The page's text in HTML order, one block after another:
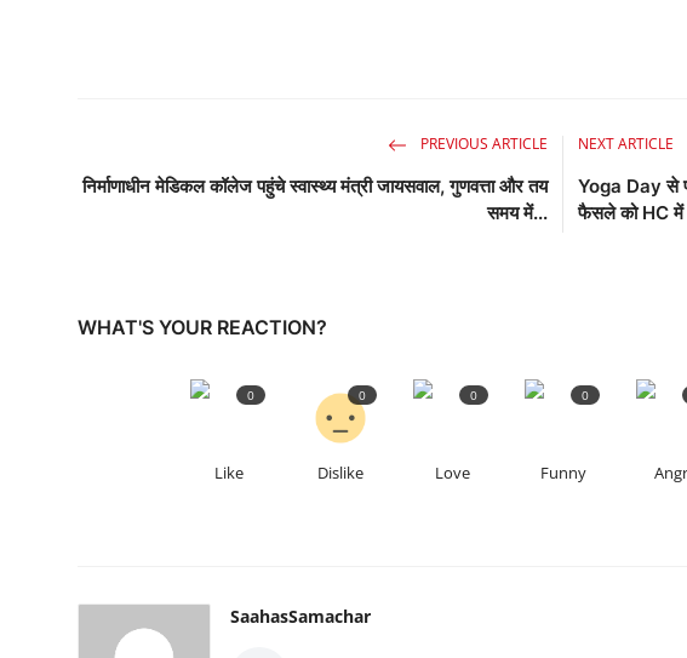
PREVIOUS ARTICLE
निर्माणाधीन मेडिकल कॉलेज पहुंचे स्वास्थ्य मंत्री जायसवाल, गुणवत्ता और तय
समय में...
NEXT ARTICLE
Yoga Day से
फैसले को HC में
WHAT'S YOUR REACTION?
Like
0
Dislike
0
Love
0
Funny
0
SaahasSamachar